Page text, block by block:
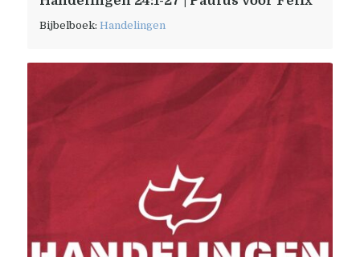
Bijbelboek:Handelingen